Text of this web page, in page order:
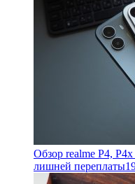
Обзор realme P4,
лишней переплаты